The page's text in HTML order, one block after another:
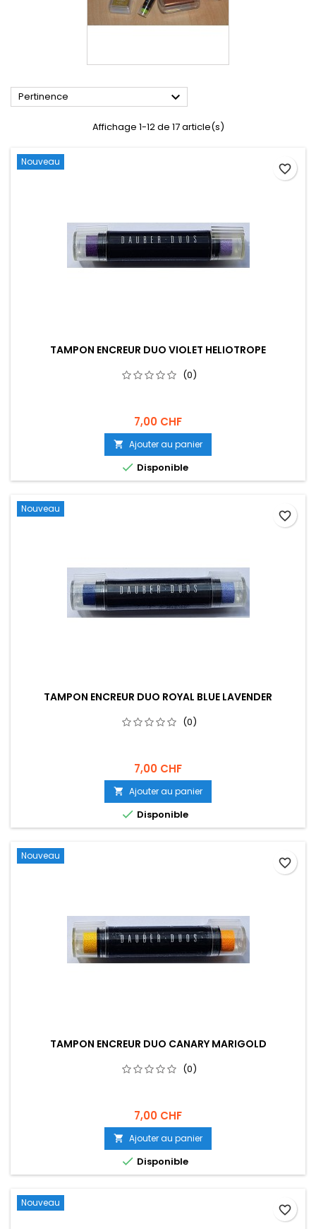
Pertinence 
Affichage 1-12 de 17 article(s)
Nouveau
TAMPON ENCREUR DUO VIOLET HELIOTROPE
(0)
7,00 CHF
 Ajouter au panier
 Disponible
favorite_border
Nouveau
TAMPON ENCREUR DUO ROYAL BLUE LAVENDER
(0)
7,00 CHF
 Ajouter au panier
 Disponible
favorite_border
Nouveau
TAMPON ENCREUR DUO CANARY MARIGOLD
(0)
7,00 CHF
 Ajouter au panier
 Disponible
favorite_border
Nouveau
favorite_border